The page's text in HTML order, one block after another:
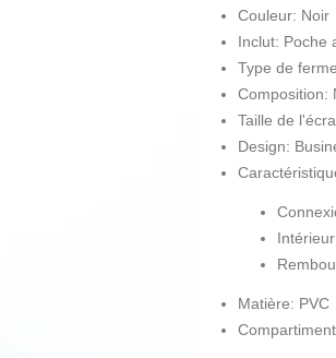
Couleur: Noir
Inclut: Poche
Type de
Composition:
Taille de
Design:
Matière: PVC